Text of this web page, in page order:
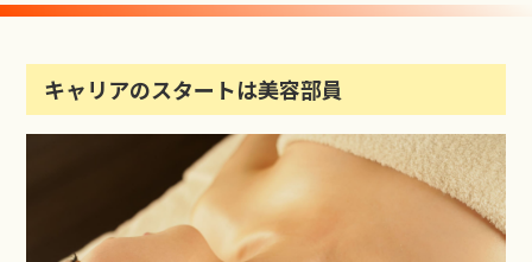
キャリアのスタートは美容部員